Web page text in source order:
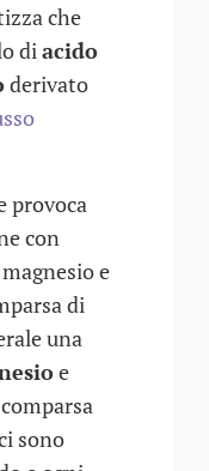
che
diacido
derivato
provoca
con
e
di
una
e
sono